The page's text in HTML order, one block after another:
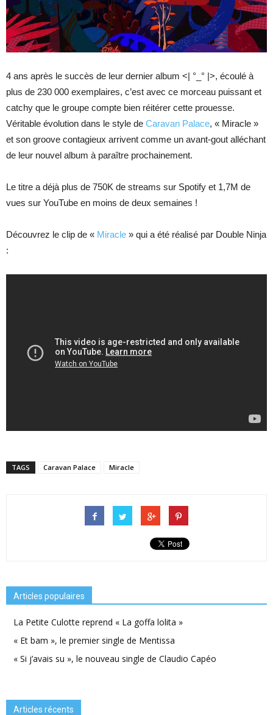
4 ans après le succès de leur dernier album <| °_° |>, écoulé à
plus de 230 000 exemplaires, c’est avec ce morceau puissant et
catchy que le groupe compte bien réitérer cette prouesse.
Véritable évolution dans le style de Caravan Palace, « Miracle »
et son groove contagieux arrivent comme un avant-gout alléchant
de leur nouvel album à paraître prochainement.
Le titre a déjà plus de 750K de streams sur Spotify et 1,7M de
vues sur YouTube en moins de deux semaines !
Découvrez le clip de « Miracle » qui a été réalisé par Double Ninja
:
TAGS Caravan Palace Miracle
Articles populaires
La Petite Culotte reprend « La goffa lolita »
« Et bam », le premier single de Mentissa
« Si j’avais su », le nouveau single de Claudio Capéo
Articles récents